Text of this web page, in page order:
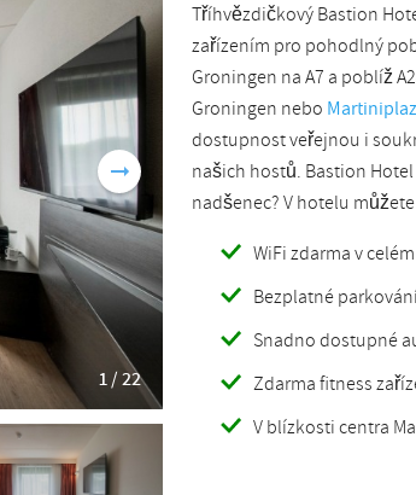
Romanian Turkish
1 / 22
Tříhvězdičkový Bastion
zařízením pro pohodlný
Groningen na A7 a poblíž
Groningen nebo
dostupnost veřejnou i
našich hostů. Bastion
nadšenec? V hotelu
WiFi zdarma v
Bezplatné
Snadno dostupné
Zdarma fitness
V blízkosti centra